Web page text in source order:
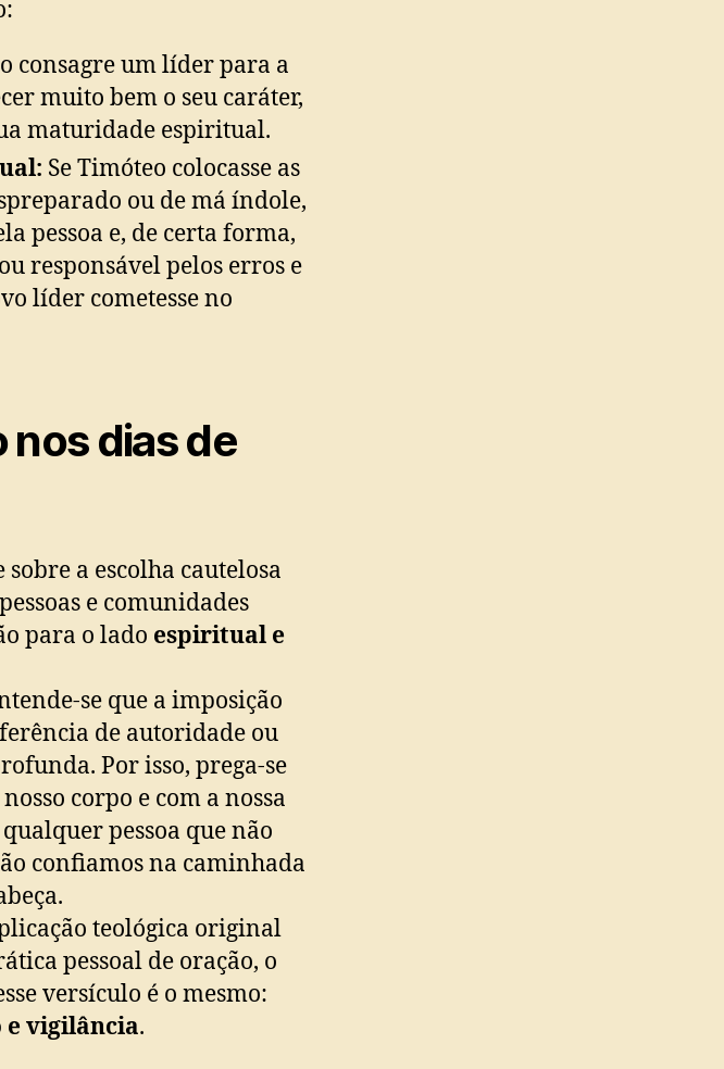
consagre um líder para a
muito bem o seu caráter,
maturidade espiritual.
Se Timóteo colocasse as
ou de má índole,
pessoa e, de certa forma,
responsável pelos erros e
líder cometesse no
dias de
a escolha cautelosa
e comunidades
para o lado espiritual e
se que a imposição
de autoridade ou
Por isso, prega-se
corpo e com a nossa
pessoa que não
confiamos na caminhada
teológica original
pessoal de oração, o
versículo é o mesmo:
vigilância.